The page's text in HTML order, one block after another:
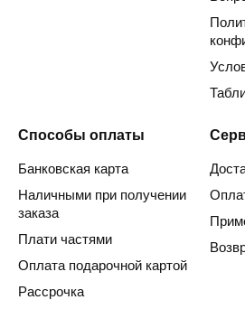
Способы оплаты
Банковская карта
Наличными при получении
заказа
Плати частями
Оплата подарочной картой
Рассрочка